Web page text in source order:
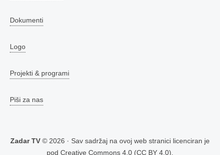
Dokumenti
Logo
Projekti & programi
Piši za nas
Zadar TV © 2026 · Sav sadržaj na ovoj web stranici licenciran je
pod Creative Commons 4.0 (CC BY 4.0)